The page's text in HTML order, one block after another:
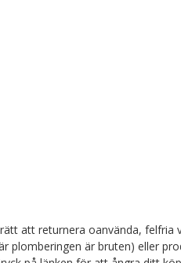
att returnera oanvända, felfria
plomberingen är bruten) eller